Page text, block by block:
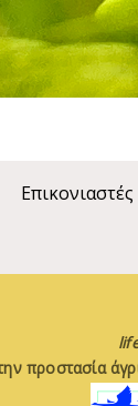
Επικονιαστές
προστασία